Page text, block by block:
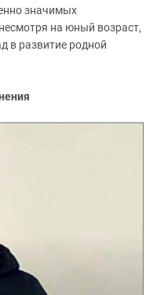
значимых
на юный возраст,
в развитие родной